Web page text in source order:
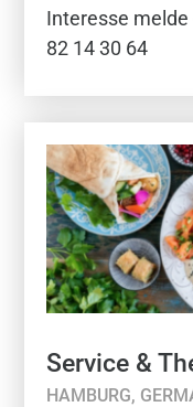
Interesse
82 14 30 64
Service &
HAMBURG,